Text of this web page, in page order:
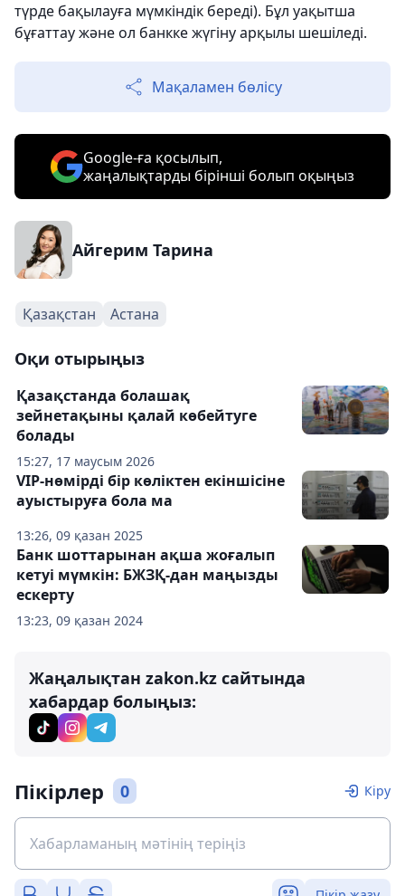
түрде бақылауға мүмкіндік береді). Бұл уақытша
бұғаттау және ол банкке жүгіну арқылы шешіледі.
Мақаламен бөлісу
Google-ға қосылып,
жаңалықтарды бірінші болып оқыңыз
Айгерим Тарина
Қазақстан Астана
Оқи отырыңыз
15:27, 17 маусым 2026
Қазақстанда болашақ
зейнетақыны қалай көбейтуге
болады
13:26, 09 қазан 2025
VIP-нөмірді бір көліктен екіншісіне
ауыстыруға бола ма
13:23, 09 қазан 2024
Банк шоттарынан ақша жоғалып
кетуі мүмкін: БЖЗҚ-дан маңызды
ескерту
Жаңалықтан zakon.kz сайтында
хабардар болыңыз:
Пікірлер 0 Кіру